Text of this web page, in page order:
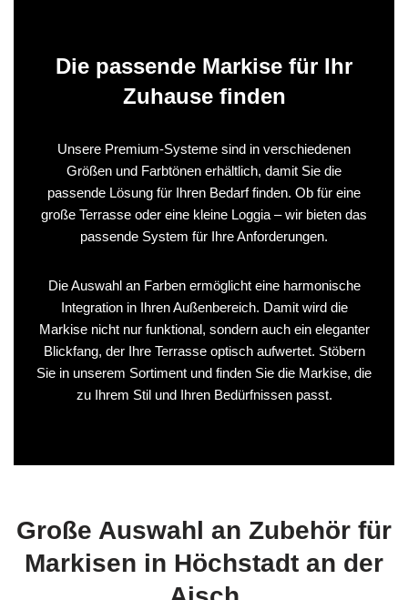
Die passende Markise für Ihr
Zuhause finden
Unsere Premium-Systeme sind in verschiedenen
Größen und Farbtönen erhältlich, damit Sie die
passende Lösung für Ihren Bedarf finden. Ob für eine
große Terrasse oder eine kleine Loggia – wir bieten das
passende System für Ihre Anforderungen.
Die Auswahl an Farben ermöglicht eine harmonische
Integration in Ihren Außenbereich. Damit wird die
Markise nicht nur funktional, sondern auch ein eleganter
Blickfang, der Ihre Terrasse optisch aufwertet. Stöbern
Sie in unserem Sortiment und finden Sie die Markise, die
zu Ihrem Stil und Ihren Bedürfnissen passt.
Große Auswahl an Zubehör für
Markisen in Höchstadt an der